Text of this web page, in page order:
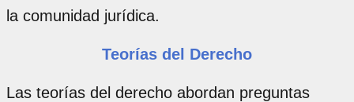
la comunidad jurídica.
Teorías del Derecho
Las teorías del derecho abordan preguntas